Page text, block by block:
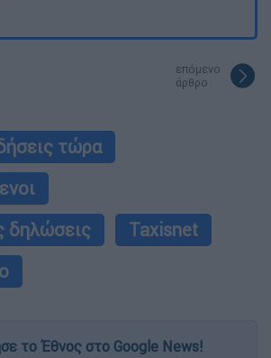
επόμενο
άρθρο
τώρα
δηλώσεις
Taxisnet
το Έθνος στο Google News!